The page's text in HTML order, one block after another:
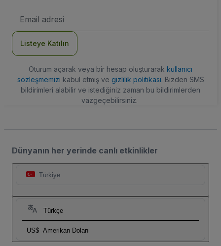
posta
Listeye Katılın
Oturum açarak veya bir hesap oluşturarak kullanıcı
sözleşmemizi kabul etmiş ve gizlilik politikası. Bizden SMS
bildirimleri alabilir ve istediğiniz zaman bu bildirimlerden
vazgeçebilirsiniz.
Dünyanın her yerinde canlı etkinlikler
Türkiye
Türkçe
US$ Amerikan Doları